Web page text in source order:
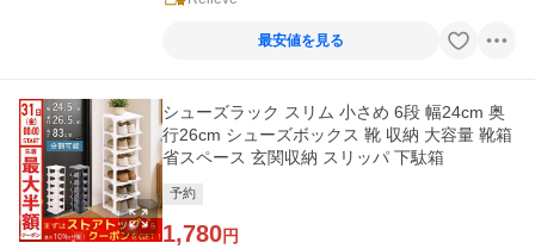
最安値を見る
シューズラック スリム 小さめ 6段 幅24cm 奥
行26cm シューズボックス 靴 収納 大容量 靴箱
省スペース 玄関収納 スリッパ 下駄箱
予約
1,780円